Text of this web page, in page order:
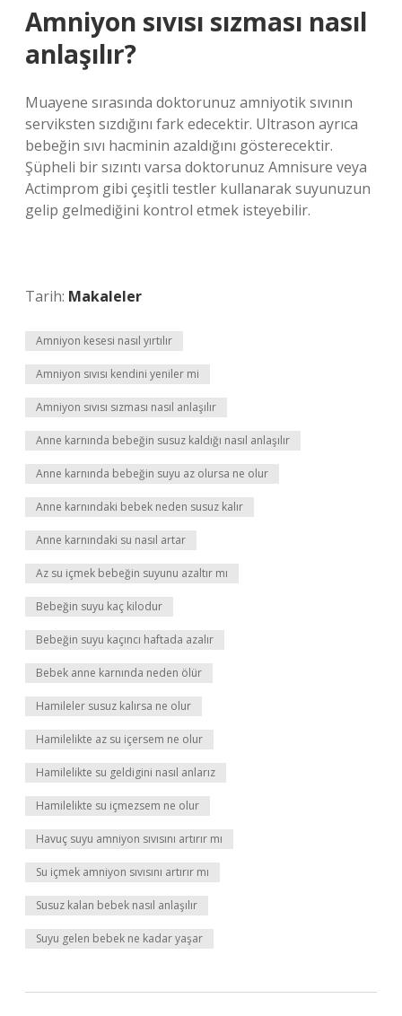
Amniyon sıvısı sızması nasıl
anlaşılır?
Muayene sırasında doktorunuz amniyotik sıvının
serviksten sızdığını fark edecektir. Ultrason ayrıca
bebeğin sıvı hacminin azaldığını gösterecektir.
Şüpheli bir sızıntı varsa doktorunuz Amnisure veya
Actimprom gibi çeşitli testler kullanarak suyunuzun
gelip gelmediğini kontrol etmek isteyebilir.
Tarih: Makaleler
Amniyon kesesi nasıl yırtılır
Amniyon sıvısı kendini yeniler mi
Amniyon sıvısı sızması nasıl anlaşılır
Anne karnında bebeğin susuz kaldığı nasıl anlaşılır
Anne karnında bebeğin suyu az olursa ne olur
Anne karnındaki bebek neden susuz kalır
Anne karnındaki su nasıl artar
Az su içmek bebeğin suyunu azaltır mı
Bebeğin suyu kaç kilodur
Bebeğin suyu kaçıncı haftada azalır
Bebek anne karnında neden ölür
Hamileler susuz kalırsa ne olur
Hamilelikte az su içersem ne olur
Hamilelikte su geldigini nasıl anlarız
Hamilelikte su içmezsem ne olur
Havuç suyu amniyon sıvısını artırır mı
Su içmek amniyon sıvısını artırır mı
Susuz kalan bebek nasıl anlaşılır
Suyu gelen bebek ne kadar yaşar